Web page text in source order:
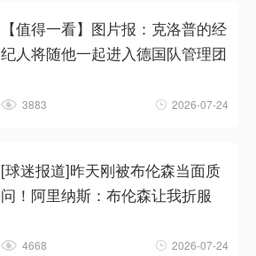
【值得一看】图片报：克洛普的经
纪人将随他一起进入德国队管理团
3883 2026-07-24
[球迷报道]昨天刚被布伦森当面质
问！阿里纳斯：布伦森让我折服
4668 2026-07-24